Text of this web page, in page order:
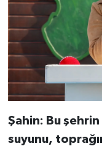
Şahin: Bu şehrin
suyunu,